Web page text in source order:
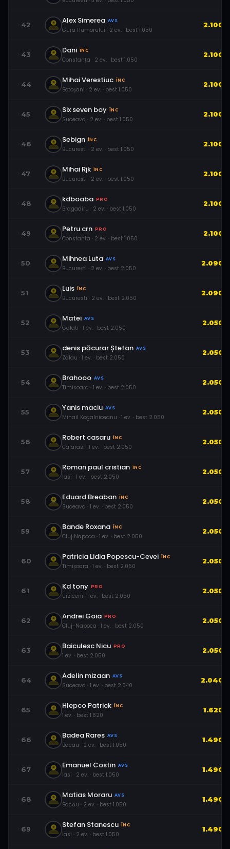
42 Alex Simerea AVS
Gura Humorului · 2 ev. · best 1.050
2.100
43 Dani ÎNC
Constanța · 2 ev. · best 1.050
2.100
44 Mihai Verestiuc ÎNC
Botoșani · 2 ev. · best 1.050
2.100
45 Six seven boy ÎNC
Suceava · 2 ev. · best 1.050
2.100
46 Sebign ÎNC
București · 2 ev. · best 1.050
2.100
47 Mihai Rjk ÎNC
București · 2 ev. · best 1.050
2.100
48 kdboaba PRO
Bragadiru · 2 ev. · best 1.050
2.100
49 Petru.crn PRO
Constanta · 2 ev. · best 1.050
2.100
50 Mihnea Luta AVS
București · 2 ev. · best 2.050
2.090
51 Luis ÎNC
Bucuresti · 2 ev. · best 2.050
2.090
52 Matei AVS
Galati · 1 ev. · best 2.050
2.050
53 denis păcurar Ștefan AVS
Zalau · 1 ev. · best 2.050
2.050
54 Brahooo AVS
Timisoara · 1 ev. · best 2.050
2.050
55 Yanis maciu AVS
Mihail Kogalniceanu · 1 ev. · best 2.050
2.050
56 Robert casaru ÎNC
Calarasi · 1 ev. · best 2.050
2.050
57 Roman paul cristian ÎNC
Iasi · 1 ev. · best 2.050
2.050
58 Eduard Breaban ÎNC
Suceava · 1 ev. · best 2.050
2.050
59 Bande Roxana ÎNC
Cluj Napoca · 1 ev. · best 2.050
2.050
60 Patricia Lidia Popescu-Cevei ÎNC
Timișoara · 1 ev. · best 2.050
2.050
61 Kd tony PRO
Urziceni · 1 ev. · best 2.050
2.050
62 Andrei Goia PRO
Cluj-Napoca · 1 ev. · best 2.050
2.050
63 Baiculesc Nicu PRO
1 ev. · best 2.050
2.050
64 Adelin mizaan AVS
Suceava · 1 ev. · best 2.040
2.040
65 Hlepco Patrick ÎNC
1 ev. · best 1.620
1.620
66 Badea Rares AVS
Bacau · 2 ev. · best 1.050
1.490
67 Emanuel Costin AVS
Iasi · 2 ev. · best 1.050
1.490
68 Matias Moraru AVS
Bacău · 2 ev. · best 1.050
1.490
69 Stefan Stanescu ÎNC
Iasi · 2 ev. · best 1.050
1.490